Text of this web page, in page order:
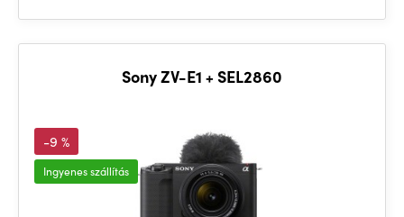
Sony ZV-E1 + SEL2860
-9 %
Ingyenes szállítás